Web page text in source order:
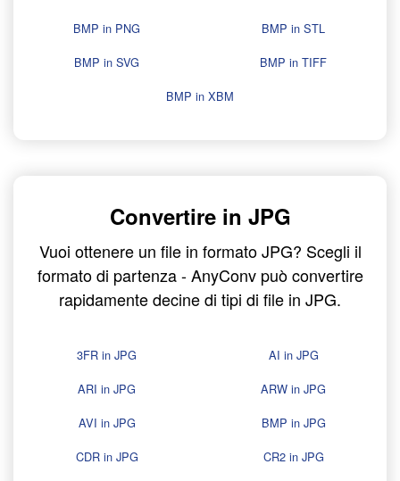
BMP in PNG
BMP in STL
BMP in SVG
BMP in TIFF
BMP in XBM
Convertire in JPG
Vuoi ottenere un file in formato JPG? Scegli il
formato di partenza - AnyConv può convertire
rapidamente decine di tipi di file in JPG.
3FR in JPG
AI in JPG
ARI in JPG
ARW in JPG
AVI in JPG
BMP in JPG
CDR in JPG
CR2 in JPG